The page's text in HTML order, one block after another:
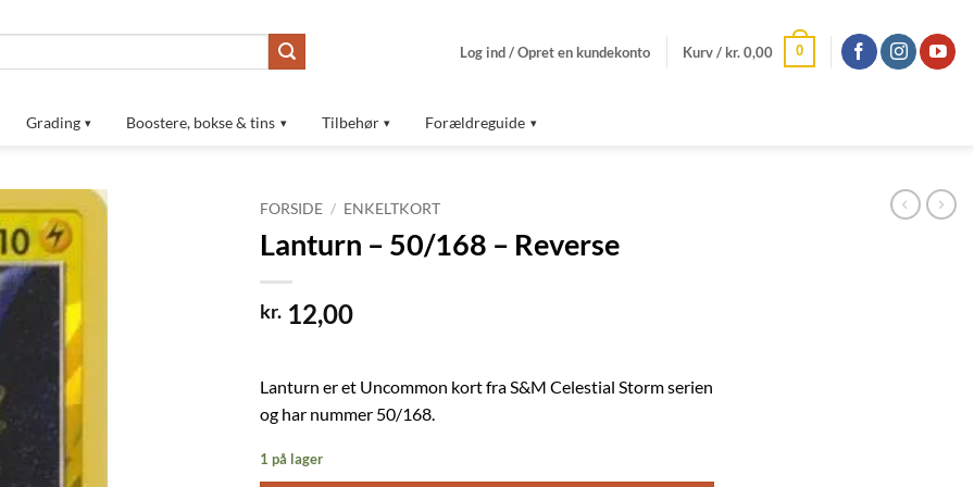
Log ind / Opret en kundekonto Kurv / kr.0,00 0
Grading Boostere, bokse & tins Tilbehør Forældreguide
Tilføj til
ønskeliste
FORSIDE / ENKELTKORT
Lanturn – 50/168 – Reverse
kr. 12,00
Lanturn er et Uncommon kort fra S&M Celestial Storm serien
og har nummer 50/168.
1 på lager